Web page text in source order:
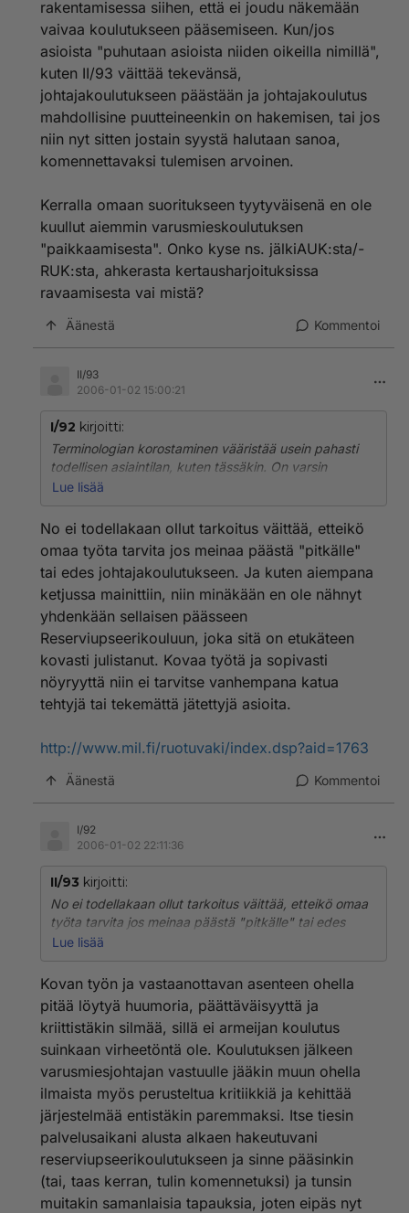
kysytään niin käytännössä varsinkin Aliupseerikouluun
joudutaan määräämään myös vähemmän halukkaita.
Ja nykyään on niitäkin, jotka menevät jopa jälkikäteen
"paikkaamaan" sitä, etteivät aikanaan suorittaneet
kunnolla varusmiespalvelustaan.
rakentamisessa siihen, että ei joudu näkemään
vaivaa koulutukseen pääsemiseen. Kun/jos
asioista "puhutaan asioista niiden oikeilla nimillä",
kuten II/93 väittää tekevänsä,
johtajakoulutukseen päästään ja johtajakoulutus
mahdollisine puutteineenkin on hakemisen, tai jos
niin nyt sitten jostain syystä halutaan sanoa,
komennettavaksi tulemisen arvoinen.
Kerralla omaan suoritukseen tyytyväisenä en ole
kuullut aiemmin varusmieskoulutuksen
"paikkaamisesta". Onko kyse ns. jälkiAUK:sta/-
RUK:sta, ahkerasta kertausharjoituksissa
ravaamisesta vai mistä?
Äänestä Kommentoi
II/93
2006-01-02 15:00:21
I/92 kirjoitti:
Terminologian korostaminen vääristää usein pahasti
todellisen asiaintilan, kuten tässäkin. On varsin
kevytmielistä luottaa sotilasuransa rakentamisessa
pääsemiseen. Kun/jos asioista "puhutaan asioista
niiden oikeilla nimillä", kuten II/93 väittää tekevänsä,
johtajakoulutukseen päästään ja johtajakoulutus
mahdollisine puutteineenkin on hakemisen, tai jos niin
nyt sitten jostain syystä halutaan sanoa,
komennettavaksi tulemisen arvoinen.
Kerralla omaan suoritukseen tyytyväisenä en ole
kuullut aiemmin varusmieskoulutuksen
"paikkaamisesta". Onko kyse ns. jälkiAUK:sta/-
RUK:sta, ahkerasta kertausharjoituksissa ravaamisesta
Lue lisää
No ei todellakaan ollut tarkoitus väittää, etteikö
omaa työta tarvita jos meinaa päästä "pitkälle"
tai edes johtajakoulutukseen. Ja kuten aiempana
ketjussa mainittiin, niin minäkään en ole nähnyt
yhdenkään sellaisen päässeen
Reserviupseerikouluun, joka sitä on etukäteen
kovasti julistanut. Kovaa työtä ja sopivasti
nöyryyttä niin ei tarvitse vanhempana katua
tehtyjä tai tekemättä jätettyjä asioita.
http://www.mil.fi/ruotuvaki/index.dsp?aid=1763
Äänestä Kommentoi
I/92
2006-01-02 22:11:36
II/93 kirjoitti:
No ei todellakaan ollut tarkoitus väittää, etteikö omaa
työta tarvita jos meinaa päästä "pitkälle" tai edes
johtajakoulutukseen. Ja kuten aiempana ketjussa
sellaisen päässeen Reserviupseerikouluun, joka sitä on
etukäteen kovasti julistanut. Kovaa työtä ja sopivasti
nöyryyttä niin ei tarvitse vanhempana katua tehtyjä tai
tekemättä jätettyjä asioita.
http://www.mil.fi/ruotuvaki/index.dsp?aid=1763
Lue lisää
Kovan työn ja vastaanottavan asenteen ohella
pitää löytyä huumoria, päättäväisyyttä ja
kriittistäkin silmää, sillä ei armeijan koulutus
suinkaan virheetöntä ole. Koulutuksen jälkeen
varusmiesjohtajan vastuulle jääkin muun ohella
ilmaista myös perusteltua kritiikkiä ja kehittää
järjestelmää entistäkin paremmaksi. Itse tiesin
palvelusaikani alusta alkaen hakeutuvani
reserviupseerikoulutukseen ja sinne pääsinkin
(tai, taas kerran, tulin komennetuksi) ja tunsin
muitakin samanlaisia tapauksia, joten eipäs nyt